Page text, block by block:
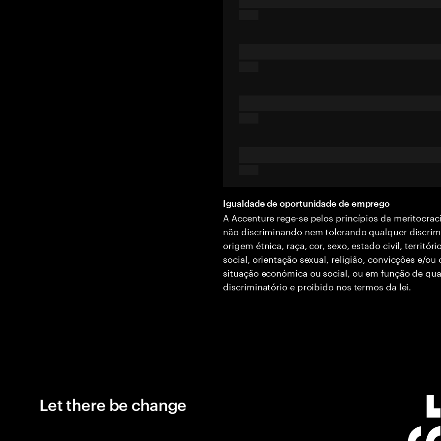
Igualdade de oportunidade de emprego
A Accenture rege-se pelos princípios da
não discriminando nem tolerando qualquer
origem étnica, raça, cor, sexo, estado civil,
social, orientação sexual, religião, convicções e/
situação económica ou social, ou em função de
discriminatório e proibido nos termos da lei.
Let there be change